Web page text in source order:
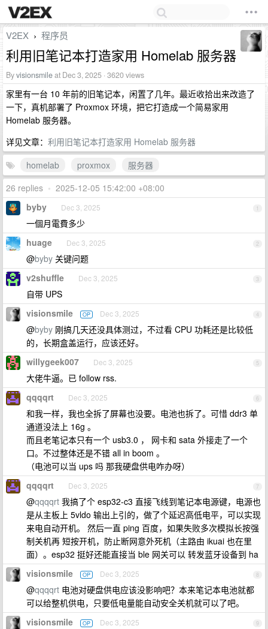
V2EX › 程序员
利用旧笔记本打造家用 Homelab 服务器
Byvisionsmileat Dec 3, 2025 · 3620 views
家里有一台 10 年前的旧笔记本，闲置了几年。最近收拾出来改造了
一下，真机部署了 Proxmox 环境，把它打造成一个简易家用
Homelab 服务器。
详见文章： 利用旧笔记本打造家用 Homelab 服务器
homelab
proxmox
服务器
26 replies • 2025-12-05 15:42:00 +08:00
1
byby Dec 3, 2025
一個月電費多少
2
huage Dec 3, 2025
@byby 关键问题
3
v2shuffle Dec 3, 2025
自带 UPS
4
visionsmile OP Dec 3, 2025
@byby 刚搞几天还没具体测过，不过看 CPU 功耗还是比较低
的，长期盒盖运行，应该还好。
5
willygeek007 Dec 3, 2025
大佬牛逼。已 follow rss.
6
qqqqrt Dec 3, 2025
和我一样，我也全拆了屏幕也没要。电池也拆了。可惜 ddr3 单
通道没法上 16g 。
而且老笔记本只有一个 usb3.0 ， 网卡和 sata 外接走了一个
口。不过整体还是不错 all in boom 。
（电池可以当 ups 吗 那我硬盘供电咋办呀）
7
qqqqrt Dec 3, 2025
@qqqqrt 我搞了个 esp32-c3 直接飞线到笔记本电源键，电源也
是从主板上 5vldo 输出上引的，做了个延迟高低电平，可以实现
来电自动开机。 然后一直 ping 百度，如果失败多次模拟长按强
制关机再 短按开机，防止断网意外死机（主路由 ikuai 也在里
面）。esp32 挺好还能直接当 ble 网关可以 转发蓝牙设备到 ha
8
visionsmile OP Dec 3, 2025
@qqqqrt 电池对硬盘供电应该没影响吧？本来笔记本电池就都
可以给整机供电，只要低电量能自动安全关机就可以了吧。
9
visionsmile OP Dec 3, 2025